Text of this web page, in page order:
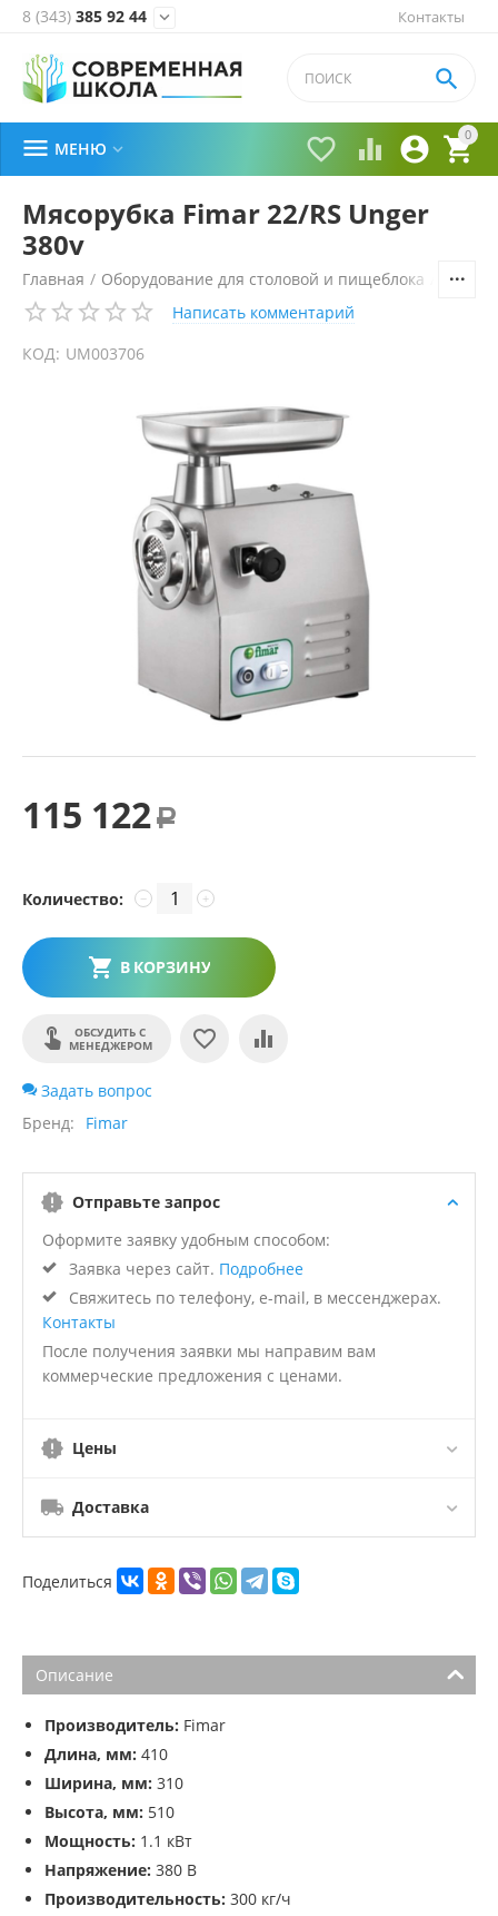
Контакты
8 (343) 385 92 44 
0


 

 МЕНЮ 
Мясорубка Fimar 22/RS Unger
380v
Главная / Оборудование для столовой и пищеблока
Написать комментарий
КОД: UM003706
115 122 Р
Количество: +
−
В КОРЗИНУ
ОБСУДИТЬ С
МЕНЕДЖЕРОМ
Задать вопрос
Бренд
Fimar
Отправьте запрос
Оформите заявку удобным способом:
Заявка через сайт. Подробнее
Свяжитесь по телефону, e-mail, в мессенджерах.
Контакты
После получения заявки мы направим вам
коммерческие предложения с ценами.
Цены
Доставка
Поделиться
Описание
Производитель: Fimar
Длина, мм: 410
Ширина, мм: 310
Высота, мм: 510
Мощность: 1.1 кВт
Напряжение: 380 В
Производительность: 300 кг/ч